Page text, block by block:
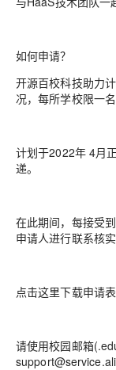
如何申请？
开源百校科技助力
况，每所学校限一名
计划于2022年 4月
递。
在此期间，每接受
申请人进行联系核
点击这里下载申请
请使用校园邮箱